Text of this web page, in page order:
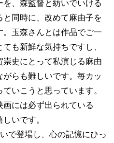
、森監督と紡いでいける
同時に、改めて麻由子を
玉森さんとは作品でご一
も新鮮な気持ちですし、
史にとって私演じる麻由
らも難しいです。毎カッ
いこうと思っています。
には必ず出られている
いです。
で登場し、心の記憶にひっ